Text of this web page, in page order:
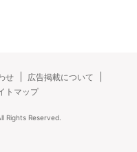
せ
広告掲載について
トマップ
Rights Reserved.